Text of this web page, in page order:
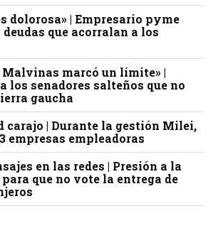
dolorosa» | Empresario pyme
que acorralan a los
Malvinas marcó un límite» |
los senadores salteños que no
gaucha
carajo | Durante la gestión Milei,
empresas empleadoras
en las redes | Presión a la
que no vote la entrega de